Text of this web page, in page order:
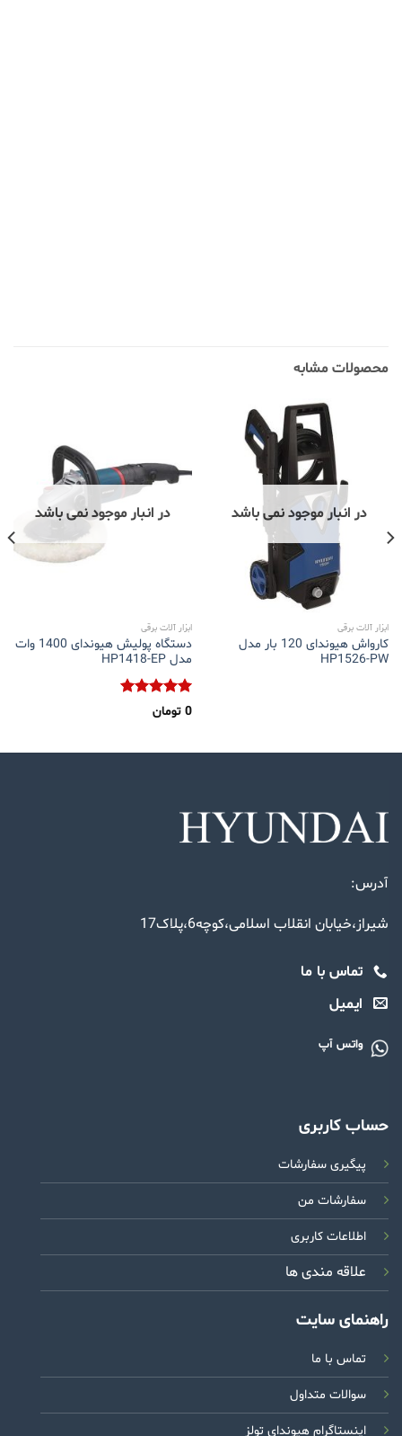
محصولات مشابه
در انبار موجود نمی باشد
ابزار آلات برقی
کارواش هیوندای 120 بار مدل
HP1526-PW
در انبار موجود نمی باشد
ابزار آلات برقی
دستگاه پولیش هیوندای 1400 وات
مدل HP1418-EP
نمره 5.00
از 5
0 تومان
آدرس:
شیراز،خیابان انقلاب اسلامی،کوچه6،پلاک17
تماس با ما
ایمیل
واتس آپ
حساب کاربری
پیگیری سفارشات
سفارشات من
اطلاعات کاربری
علاقه مندی ها
راهنمای سایت
تماس با ما
سوالات متداول
اینستاگرام هیوندای تولز